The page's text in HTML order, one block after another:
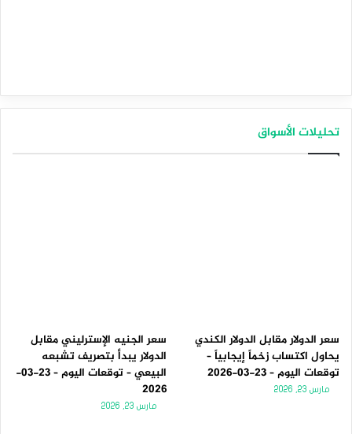
تحليلات الأسواق
سعر الدولار مقابل الدولار الكندي
يحاول اكتساب زخماً إيجابياً –
توقعات اليوم – 23-03-2026
مارس 23, 2026
سعر الجنيه الإسترليني مقابل
الدولار يبدأ بتصريف تشبعه
البيعي – توقعات اليوم – 23-03-
2026
مارس 23, 2026